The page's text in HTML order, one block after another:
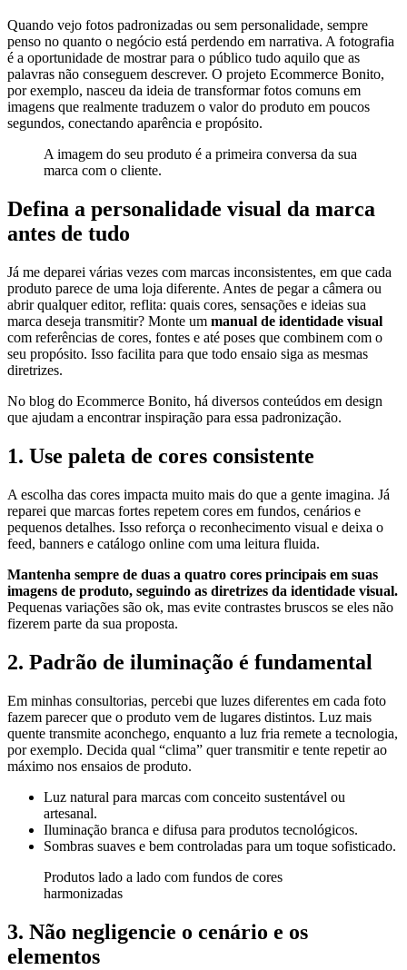
Quando vejo fotos padronizadas ou sem personalidade, sempre
penso no quanto o negócio está perdendo em narrativa. A fotografia
é a oportunidade de mostrar para o público tudo aquilo que as
palavras não conseguem descrever. O projeto Ecommerce Bonito,
por exemplo, nasceu da ideia de transformar fotos comuns em
imagens que realmente traduzem o valor do produto em poucos
segundos, conectando aparência e propósito.
A imagem do seu produto é a primeira conversa da sua
marca com o cliente.
Defina a personalidade visual da marca
antes de tudo
Já me deparei várias vezes com marcas inconsistentes, em que cada
produto parece de uma loja diferente. Antes de pegar a câmera ou
abrir qualquer editor, reflita: quais cores, sensações e ideias sua
marca deseja transmitir? Monte um manual de identidade visual
com referências de cores, fontes e até poses que combinem com o
seu propósito. Isso facilita para que todo ensaio siga as mesmas
diretrizes.
No blog do Ecommerce Bonito, há diversos conteúdos em design
que ajudam a encontrar inspiração para essa padronização.
1. Use paleta de cores consistente
A escolha das cores impacta muito mais do que a gente imagina. Já
reparei que marcas fortes repetem cores em fundos, cenários e
pequenos detalhes. Isso reforça o reconhecimento visual e deixa o
feed, banners e catálogo online com uma leitura fluida.
Mantenha sempre de duas a quatro cores principais em suas
imagens de produto, seguindo as diretrizes da identidade visual.
Pequenas variações são ok, mas evite contrastes bruscos se eles não
fizerem parte da sua proposta.
2. Padrão de iluminação é fundamental
Em minhas consultorias, percebi que luzes diferentes em cada foto
fazem parecer que o produto vem de lugares distintos. Luz mais
quente transmite aconchego, enquanto a luz fria remete a tecnologia,
por exemplo. Decida qual “clima” quer transmitir e tente repetir ao
máximo nos ensaios de produto.
Luz natural para marcas com conceito sustentável ou
artesanal.
Iluminação branca e difusa para produtos tecnológicos.
Sombras suaves e bem controladas para um toque sofisticado.
Produtos lado a lado com fundos de cores
harmonizadas
3. Não negligencie o cenário e os
elementos